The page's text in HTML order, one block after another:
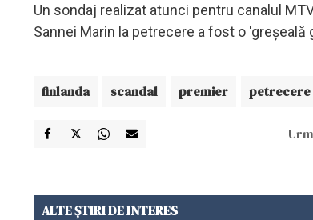
Un sondaj realizat atunci pentru canalul
Sannei Marin la petrecere a fost o 'greşeală
finlanda scandal premier petrecere
ALTE ȘTIRI DE INTERES